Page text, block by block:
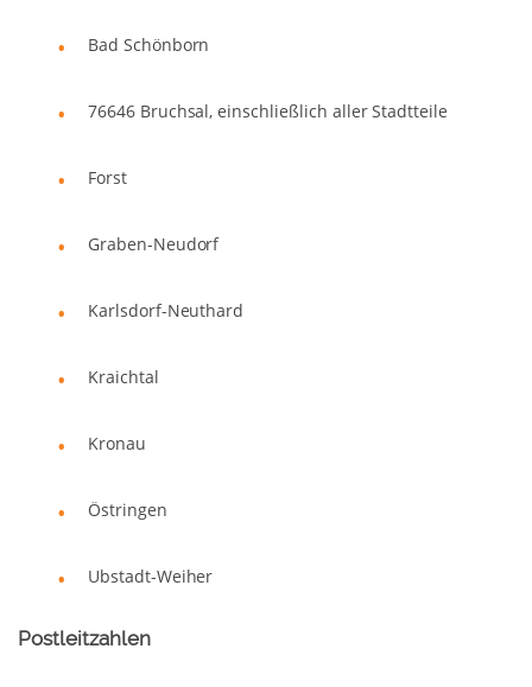
Bad Schönborn
76646 Bruchsal, einschließlich aller Stadtteile
Forst
Graben-Neudorf
Karlsdorf-Neuthard
Kraichtal
Kronau
Östringen
Ubstadt-Weiher
Postleitzahlen